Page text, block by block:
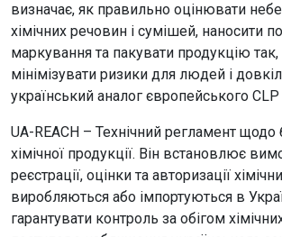
визначає, як правильно оцінювати
хімічних речовин і сумішей, наносити
маркування та пакувати продукцію
мінімізувати ризики для людей і
український аналог європейського
UA-REACH – Технічний регламент щодо
хімічної продукції. Він встановлює
реєстрації, оцінки та авторизації
виробляються або імпортуються в
гарантувати контроль за обігом